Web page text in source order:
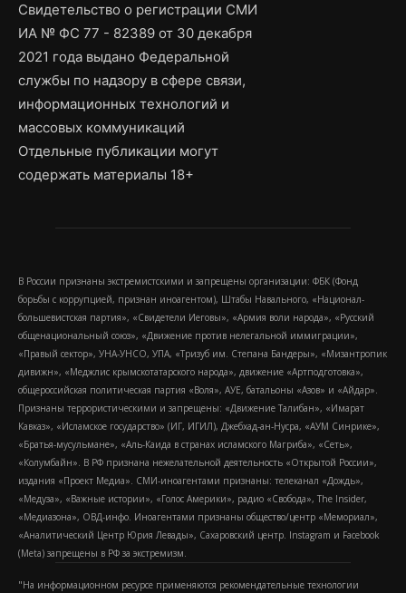
Свидетельство о регистрации СМИ
ИА № ФС 77 - 82389 от 30 декабря
2021 года выдано Федеральной
службы по надзору в сфере связи,
информационных технологий и
массовых коммуникаций
Отдельные публикации могут
содержать материалы 18+
В России признаны экстремистскими и запрещены организации: ФБК (Фонд
борьбы с коррупцией, признан иноагентом), Штабы Навального, «Национал-
большевистская партия», «Свидетели Иеговы», «Армия воли народа», «Русский
общенациональный союз», «Движение против нелегальной иммиграции»,
«Правый сектор», УНА-УНСО, УПА, «Тризуб им. Степана Бандеры», «Мизантропик
дивижн», «Меджлис крымскотатарского народа», движение «Артподготовка»,
общероссийская политическая партия «Воля», АУЕ, батальоны «Азов» и «Айдар».
Признаны террористическими и запрещены: «Движение Талибан», «Имарат
Кавказ», «Исламское государство» (ИГ, ИГИЛ), Джебхад-ан-Нусра, «АУМ Синрике»,
«Братья-мусульмане», «Аль-Каида в странах исламского Магриба», «Сеть»,
«Колумбайн». В РФ признана нежелательной деятельность «Открытой России»,
издания «Проект Медиа». СМИ-иноагентами признаны: телеканал «Дождь»,
«Медуза», «Важные истории», «Голос Америки», радио «Свобода», The Insider,
«Медиазона», ОВД-инфо. Иноагентами признаны общество/центр «Мемориал»,
«Аналитический Центр Юрия Левады», Сахаровский центр. Instagram и Facebook
(Metа) запрещены в РФ за экстремизм.
"На информационном ресурсе применяются рекомендательные технологии